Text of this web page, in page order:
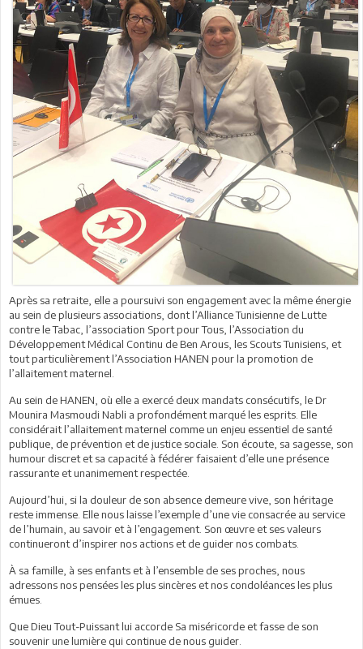
Après sa retraite, elle a poursuivi son engagement avec la même énergie
au sein de plusieurs associations, dont l’Alliance Tunisienne de Lutte
contre le Tabac, l’association Sport pour Tous, l’Association du
Développement Médical Continu de Ben Arous, les Scouts Tunisiens, et
tout particulièrement l’Association HANEN pour la promotion de
l’allaitement maternel.
Au sein de HANEN, où elle a exercé deux mandats consécutifs, le Dr
Mounira Masmoudi Nabli a profondément marqué les esprits. Elle
considérait l’allaitement maternel comme un enjeu essentiel de santé
publique, de prévention et de justice sociale. Son écoute, sa sagesse, son
humour discret et sa capacité à fédérer faisaient d’elle une présence
rassurante et unanimement respectée.
Aujourd’hui, si la douleur de son absence demeure vive, son héritage
reste immense. Elle nous laisse l’exemple d’une vie consacrée au service
de l’humain, au savoir et à l’engagement. Son œuvre et ses valeurs
continueront d’inspirer nos actions et de guider nos combats.
À sa famille, à ses enfants et à l’ensemble de ses proches, nous
adressons nos pensées les plus sincères et nos condoléances les plus
émues.
Que Dieu Tout-Puissant lui accorde Sa miséricorde et fasse de son
souvenir une lumière qui continue de nous guider.